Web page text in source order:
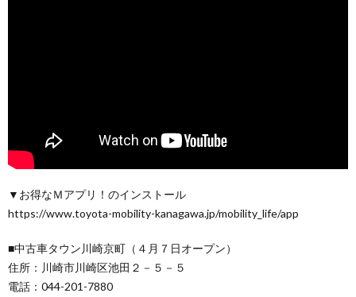
▼お得なＭアプリ！のインストール
https://www.toyota-mobility-kanagawa.jp/mobility_life/app
■中古車タウン川崎京町（４月７日オープン）
住所：川崎市川崎区池田２－５－５
電話：044-201-7880